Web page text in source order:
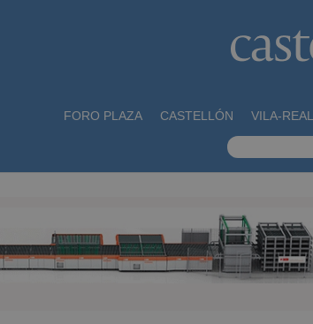
FORO PLAZA CASTELLÓN VILA-REAL